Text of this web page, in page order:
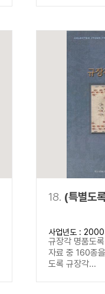
18. (특별도
사업년도 : 2000
규장각 명품도
자료 중 160종
도록 규장각...